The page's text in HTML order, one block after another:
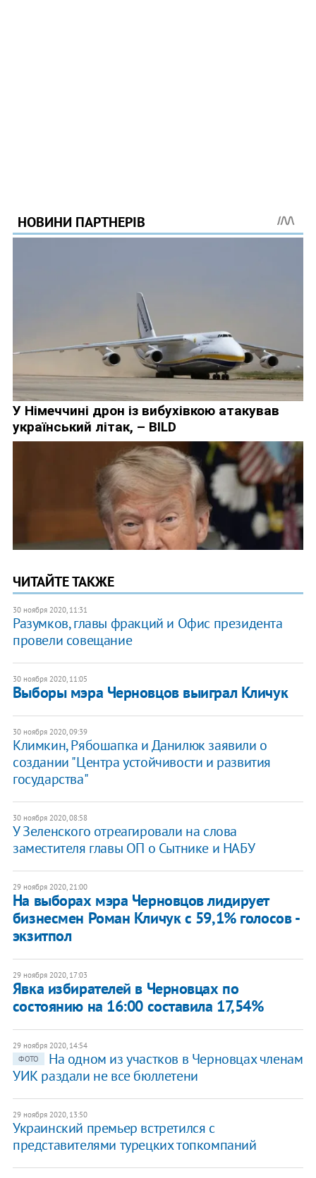
ЧИТАЙТЕ ТАКЖЕ
30 ноября 2020, 11:31
Разумков, главы фракций и Офис президента
провели совещание
30 ноября 2020, 11:05
Выборы мэра Черновцов выиграл Кличук
30 ноября 2020, 09:39
Климкин, Рябошапка и Данилюк заявили о
создании "Центра устойчивости и развития
государства"
30 ноября 2020, 08:58
У Зеленского отреагировали на слова
заместителя главы ОП о Сытнике и НАБУ
29 ноября 2020, 21:00
На выборах мэра Черновцов лидирует
бизнесмен Роман Кличук с 59,1% голосов -
экзитпол
29 ноября 2020, 17:03
Явка избирателей в Черновцах по
состоянию на 16:00 составила 17,54%
29 ноября 2020, 14:54
ФОТО
На одном из участков в Черновцах членам
УИК раздали не все бюллетени
29 ноября 2020, 13:50
Украинский премьер встретился с
представителями турецких топкомпаний